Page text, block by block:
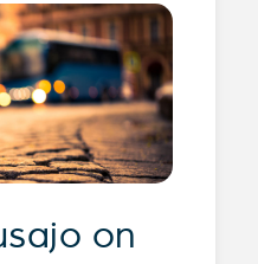
on